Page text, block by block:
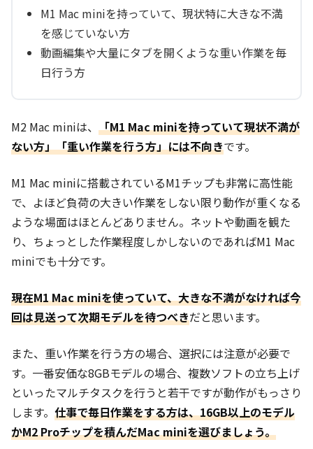
M1 Mac miniを持っていて、現状特に大きな不満
を感じていない方
動画編集や大量にタブを開くような重い作業を毎
日行う方
M2 Mac miniは、 「M1 Mac miniを持っていて現状不満が
ない方」「重い作業を行う方」には不向きです。
M1 Mac miniに搭載されているM1チップも非常に高性能
で、よほど負荷の大きい作業をしない限り動作が重くなる
ような場面はほとんどありません。ネットや動画を観た
り、ちょっとした作業程度しかしないのであればM1 Mac
miniでも十分です。
現在M1 Mac miniを使っていて、大きな不満がなければ今
回は見送って次期モデルを待つべきだと思います。
また、重い作業を行う方の場合、選択には注意が必要で
す。一番安価な8GBモデルの場合、複数ソフトの立ち上げ
といったマルチタスクを行うと若干ですが動作がもっさり
します。 仕事で毎日作業をする方は、16GB以上のモデル
かM2 Proチップを積んだMac miniを選びましょう。